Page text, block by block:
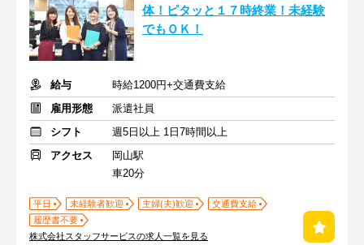
体！ピタッと１７時終業！未経験
でもＯＫ！
給与
時給1200円+交通費支給
雇用形態
派遣社員
シフト
週5日以上 1日7時間以上
アクセス
岡山駅
車20分
平日 未経験者歓迎 主婦(夫)歓迎
交通費支給
履歴書不要
株式会社スタッフサービスの求人一覧を見る